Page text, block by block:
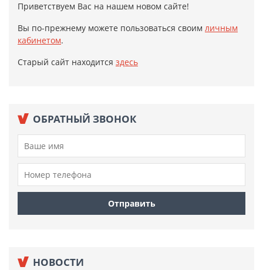
Приветствуем Вас на нашем новом сайте!
Вы по-прежнему можете пользоваться своим личным
кабинетом.
Старый сайт находится здесь
ОБРАТНЫЙ ЗВОНОК
НОВОСТИ